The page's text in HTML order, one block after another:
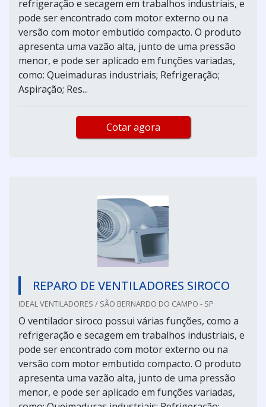
refrigeração e secagem em trabalhos industriais, e
pode ser encontrado com motor externo ou na
versão com motor embutido compacto. O produto
apresenta uma vazão alta, junto de uma pressão
menor, e pode ser aplicado em funções variadas,
como: Queimaduras industriais; Refrigeração;
Aspiração; Res...
Cotar agora
REPARO DE VENTILADORES SIROCO
IDEAL VENTILADORES / SÃO BERNARDO DO CAMPO - SP
O ventilador siroco possui várias funções, como a
refrigeração e secagem em trabalhos industriais, e
pode ser encontrado com motor externo ou na
versão com motor embutido compacto. O produto
apresenta uma vazão alta, junto de uma pressão
menor, e pode ser aplicado em funções variadas,